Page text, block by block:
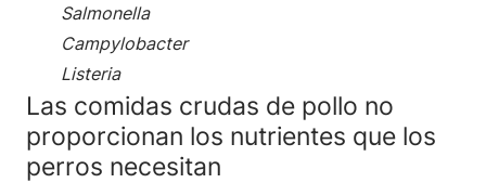
Salmonella
Campylobacter
Listeria
Las comidas crudas de pollo no
proporcionan los nutrientes que los
perros necesitan